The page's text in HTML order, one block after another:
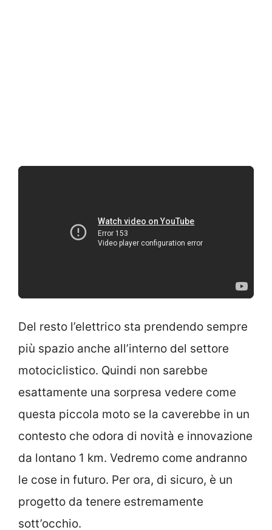
Del resto l’elettrico sta prendendo sempre
più spazio anche all’interno del settore
motociclistico. Quindi non sarebbe
esattamente una sorpresa vedere come
questa piccola moto se la caverebbe in un
contesto che odora di novità e innovazione
da lontano 1 km. Vedremo come andranno
le cose in futuro. Per ora, di sicuro, è un
progetto da tenere estremamente
sott’occhio.